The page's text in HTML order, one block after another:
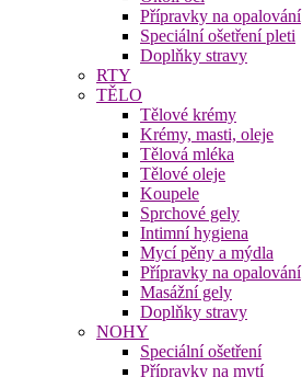
Přípravky na opalování
Speciální ošetření pleti
Doplňky stravy
RTY
TĚLO
Tělové krémy
Krémy, masti, oleje
Tělová mléka
Tělové oleje
Koupele
Sprchové gely
Intimní hygiena
Mycí pěny a mýdla
Přípravky na opalování
Masážní gely
Doplňky stravy
NOHY
Speciální ošetření
Přípravky na mytí